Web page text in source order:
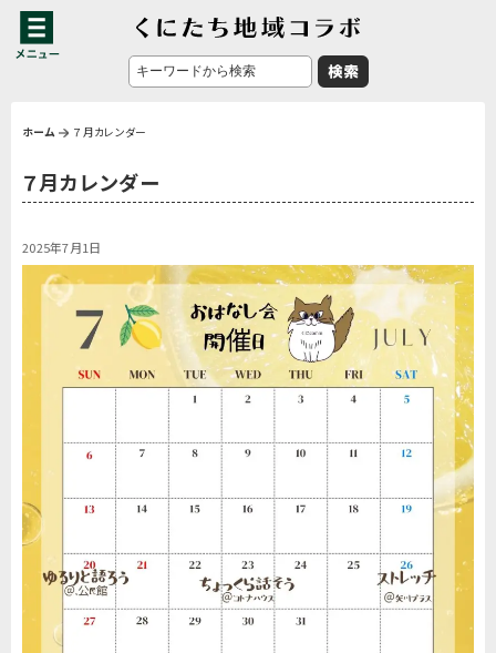
ホーム ７月カレンダー
７月カレンダー
2025年7月1日